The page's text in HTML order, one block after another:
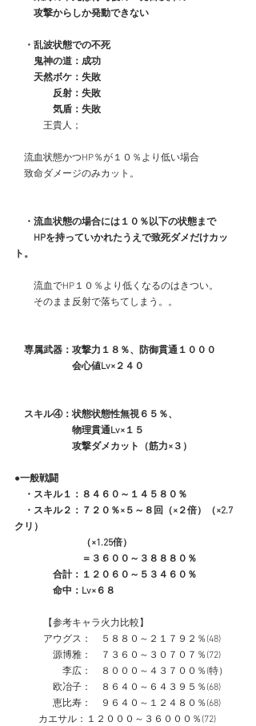
攻撃からしか発動できない
・乱波状態での不死
鬼神の道：成功
天然ボケ：失敗
反射：失敗
気盾：失敗
王貴人；
流血状態かつHP％が１０％より低い場合
致命ダメージのみカット。
・流血状態の場合には１０％以下の状態まで
HPを持っていかれたうえで致死ダメだけカッ
ト。
流血でHP１０％より低くなるのはきつい。
そのまま反射で落ちてしまう。。
専属武器：攻撃力１８％、防御貫通１０００
会心値Lv×２４０
スキル④：状態状態性無視６５％、
物理貫通Lv×１５
攻撃ダメカット（筋力×３）
●一般戦闘
・スキル１：８４６０～１４５８０％
・スキル２：７２０％×５～８回（×２倍）（×2.7
クリ）
（×1.25倍）
＝３６００～３８８８０％
合計：１２０６０～５３４６０％
命中：Lv×６８
【参考キャラ火力比較】
アウグス：　５８８０～２１７９２％(48)
源博雅：　７３６０～３０７０７％(72)
李広：　８０００～４３７００％(特）
欧冶子：　８６４０～６４３９５％(68)
恵比寿：　９６４０～１２４８０％(68)
カエサル：１２０００～３６０００％(72)